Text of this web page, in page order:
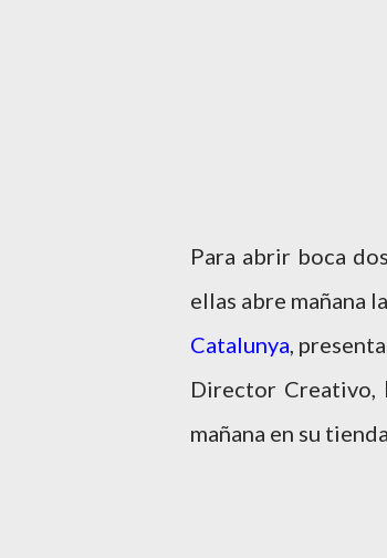
Para abrir boca
ellas abre mañana
Catalunya ,
Director Creativo,
mañana en su